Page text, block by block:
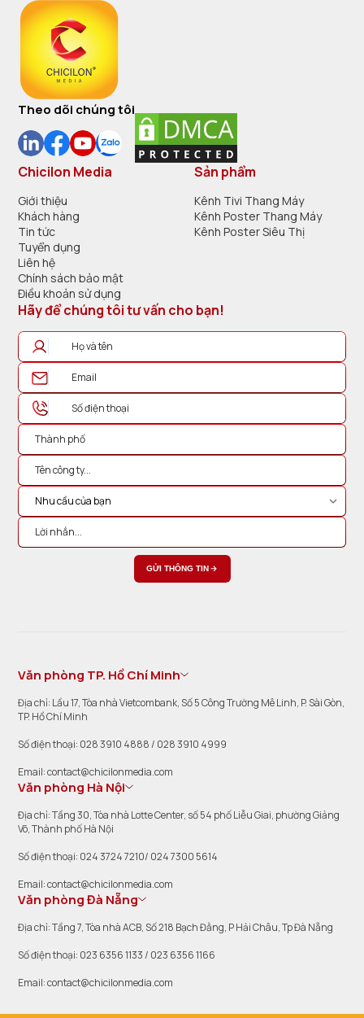
Theo dõi chúng tôi
Chicilon Media
Giới thiệu
Khách hàng
Tin tức
Tuyển dụng
Liên hệ
Chính sách bảo mật
Điều khoản sử dụng
Sản phẩm
Kênh Tivi Thang Máy
Kênh Poster Thang Máy
Kênh Poster Siêu Thị
Hãy để chúng tôi tư vấn cho bạn!
GỬI THÔNG TIN
Văn phòng TP. Hồ Chí Minh
Địa chỉ: Lầu 17, Tòa nhà Vietcombank, Số 5 Công Trường Mê Linh, P. Sài Gòn,
TP. Hồ Chí Minh
Số điện thoại: 028 3910 4888 / 028 3910 4999
Email: contact@chicilonmedia.com
Văn phòng Hà Nội
Địa chỉ: Tầng 30, Tòa nhà Lotte Center, số 54 phố Liễu Giai, phường Giảng
Võ, Thành phố Hà Nội
Số điện thoại: 024 3724 7210/ 024 7300 5614
Email: contact@chicilonmedia.com
Văn phòng Đà Nẵng
Địa chỉ: Tầng 7, Tòa nhà ACB, Số 218 Bạch Đằng, P Hải Châu, Tp Đà Nẵng
Số điện thoại: 023 6356 1133 / 023 6356 1166
Email: contact@chicilonmedia.com